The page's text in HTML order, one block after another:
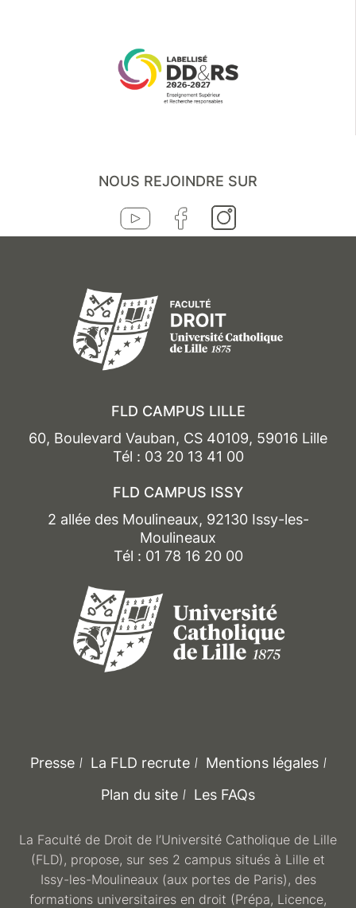
NOUS REJOINDRE SUR
FLD CAMPUS LILLE
60, Boulevard Vauban, CS 40109, 59016 Lille
Tél : 03 20 13 41 00
FLD CAMPUS ISSY
2 allée des Moulineaux, 92130 Issy-les-
Moulineaux
Tél : 01 78 16 20 00
Presse La FLD recrute
Mentions légales
Plan du site
Les FAQs
La Faculté de Droit de l’Université Catholique de Lille
(FLD), propose, sur ses 2 campus situés à Lille et
Issy-les-Moulineaux (aux portes de Paris), des
formations universitaires en droit (Prépa, Licence,